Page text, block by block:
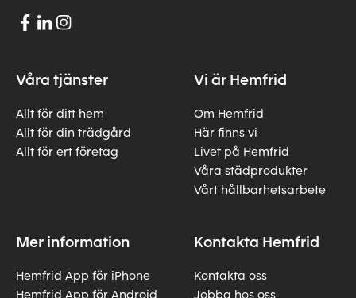
Våra tjänster
Allt för ditt hem
Allt för din trädgård
Allt för ert företag
Vi är Hemfrid
Om Hemfrid
Här finns vi
Livet på Hemfrid
Våra städprodukter
Vårt hållbarhetsarbete
Mer information
Hemfrid App för iPhone
Hemfrid App för Android
Kontakta Hemfrid
Kontakta oss
Jobba hos oss